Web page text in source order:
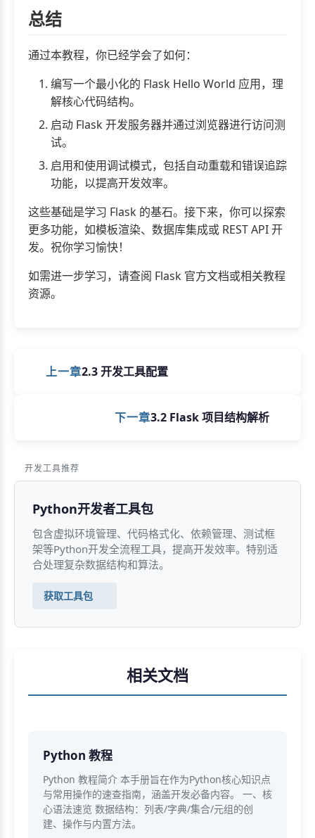
总结
通过本教程，你已经学会了如何：
编写一个最小化的 Flask Hello World 应用，理
解核心代码结构。
启动 Flask 开发服务器并通过浏览器进行访问测
试。
启用和使用调试模式，包括自动重载和错误追踪
功能，以提高开发效率。
这些基础是学习 Flask 的基石。接下来，你可以探索
更多功能，如模板渲染、数据库集成或 REST API 开
发。祝你学习愉快！
如需进一步学习，请查阅 Flask 官方文档或相关教程
资源。
上一章2.3 开发工具配置
下一章3.2 Flask 项目结构解析
开发工具推荐
Python开发者工具包
包含虚拟环境管理、代码格式化、依赖管理、测试框
架等Python开发全流程工具，提高开发效率。特别适
合处理复杂数据结构和算法。
获取工具包
相关文档
Python 教程
Python 教程简介 本手册旨在作为Python核心知识点
与常用操作的速查指南，涵盖开发必备内容。 一、核
心语法速览 数据结构：列表/字典/集合/元组的创
建、操作与内置方法。